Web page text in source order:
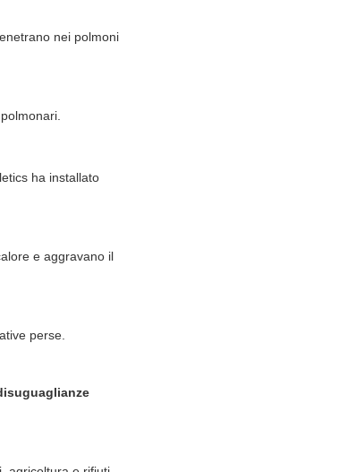
nei polmoni
ha installato
e aggravano il
perse.